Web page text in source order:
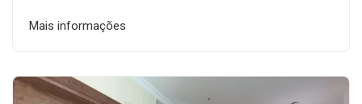
Mais informações